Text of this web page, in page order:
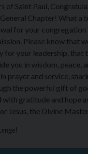
of Saint Paul,
Chapter! What a
for your congregation
Please know that
for your leadership, that
you in wisdom, peace,
prayer and service,
the powerful gift of
gratitude and hope
Jesus, the Divine